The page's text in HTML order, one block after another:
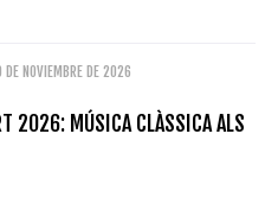
NOVIEMBRE DE 2026
2026: MÚSICA CLÀSSICA ALS